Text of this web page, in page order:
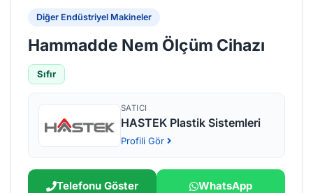
Diğer Endüstriyel Makineler
Hammadde Nem Ölçüm Cihazı
Sıfır
SATICI
HASTEK Plastik Sistemleri
Profili Gör
Telefonu Göster WhatsApp